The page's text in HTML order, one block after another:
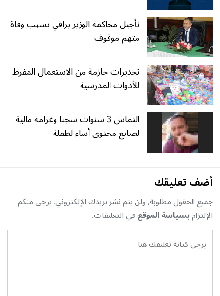
تأجيل محاكمة الوزير براقي بسبب وفاة
متهم موقوف
تحذيرات حازمة من الاستعمال المفرط
للأدوات المدرسية
التماس 3 سنوات سجنا وغرامة مالية
لصانع محتوى أساء لطفلة
أضف تعليقك
جميع الحقول مطلوبة, ولن يتم نشر بريدك الإلكتروني. يرجى منكم
الإلتزامبسياسة الموقعفي التعليقات.